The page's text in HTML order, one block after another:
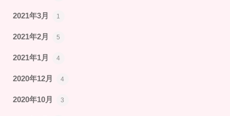
2021年3月 1
2021年2月 5
2021年1月 4
2020年12月 4
2020年10月 3